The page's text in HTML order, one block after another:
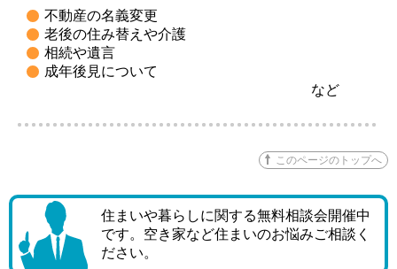
不動産の名義変更
老後の住み替えや介護
相続や遺言
成年後見について
など
このページのトップへ
住まいや暮らしに関する無料相談会開催中
です。空き家など住まいのお悩みご相談く
ださい。